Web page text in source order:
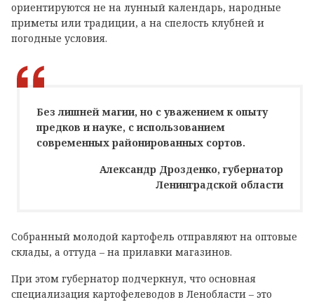
ориентируются не на лунный календарь, народные
приметы или традиции, а на спелость клубней и
погодные условия.
Без лишней магии, но с уважением к опыту
предков и науке, с использованием
современных районированных сортов.
Александр Дрозденко, губернатор
Ленинградской области
Собранный молодой картофель отправляют на оптовые
склады, а оттуда – на прилавки магазинов.
При этом губернатор подчеркнул, что основная
специализация картофелеводов в Ленобласти – это